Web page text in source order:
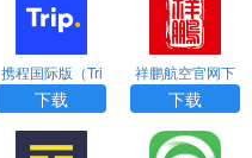
携程国际版（Tri
p.com）app
下载
祥鹏航空官网下
载app
下载